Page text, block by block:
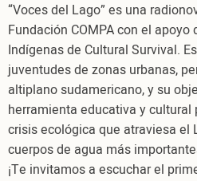
hombre
del
agua.
En
español
“Voces del Lago” es una
Fundación COMPA con el apoyo
Indígenas de Cultural Survival.
juventudes de zonas urbanas,
altiplano sudamericano, y su
herramienta educativa y
crisis ecológica que atraviesa el
cuerpos de agua más
¡Te invitamos a escuchar el